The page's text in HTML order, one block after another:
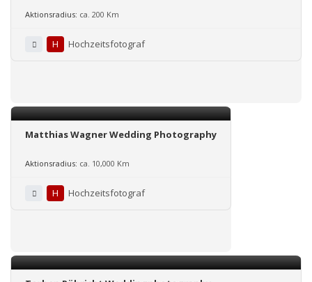
Aktionsradius: ca. 200 Km
H Hochzeitsfotograf
Matthias Wagner Wedding Photography
Aktionsradius: ca. 10,000 Km
H Hochzeitsfotograf